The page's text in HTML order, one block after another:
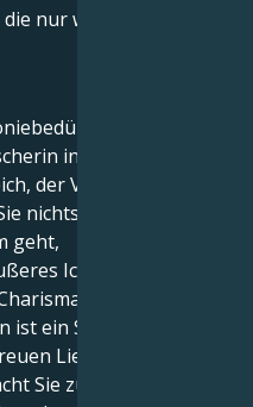
nur wenige besitzen.
Waage-
in ihrem zutiefst
der Venus in der
nichts weniger als ein
geht,
Ich ist eine
und Ihre
ein Spiegelbild der
Liebe.
Sie zu einem der